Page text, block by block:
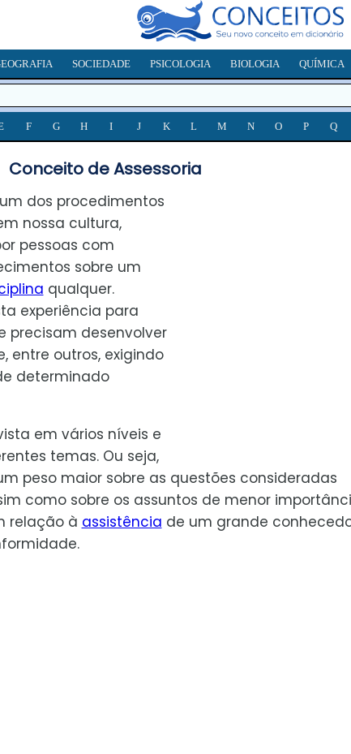
SOCIEDADE PSICOLOGIA BIOLOGIA QUÍMICA
F G H I J K L M N O P Q
Conceito de Assessoria
dos procedimentos
nossa cultura,
pessoas com
sobre um
qualquer.
experiência para
precisam desenvolver
entre outros, exigindo
determinado
em vários níveis e
temas. Ou seja,
peso maior sobre as questões consideradas
como sobre os assuntos de menor
relação à assistência de um grande